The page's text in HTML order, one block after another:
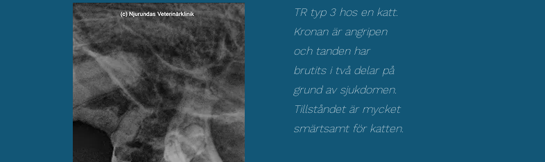
TR typ 3 hos en katt.
Kronan är angripen
och tanden har
brutits i två delar på
grund av sjukdomen.
Tillståndet är mycket
smärtsamt för katten.